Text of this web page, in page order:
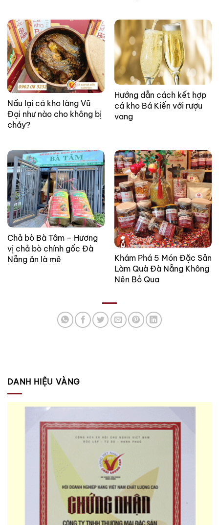
Nấu lại cá kho làng Vũ
Đại như nào cho không bị
cháy?
Hướng dẫn cách kết hợp
cá kho Bá Kiến với rượu
vang
Chả bò Bà Tâm – Hương
vị chả bò chính gốc Đà
Nẵng ăn là mê
Khám Phá 5 Món Đặc Sản
Làm Quà Đà Nẵng Không
Nên Bỏ Qua
DANH HIỆU VÀNG